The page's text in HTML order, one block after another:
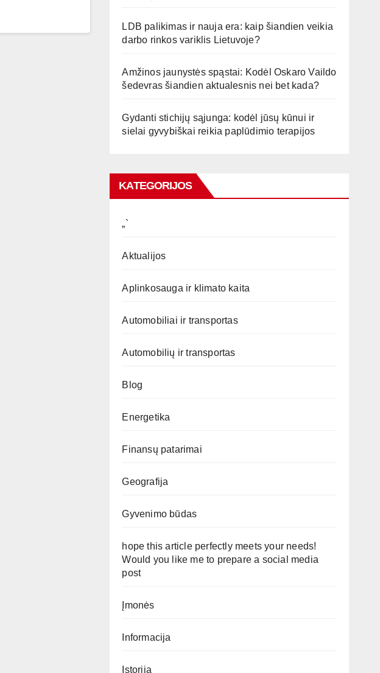
LDB palikimas ir nauja era: kaip šiandien veikia
darbo rinkos variklis Lietuvoje?
Amžinos jaunystės spąstai: Kodėl Oskaro Vaildo
šedevras šiandien aktualesnis nei bet kada?
Gydanti stichijų sąjunga: kodėl jūsų kūnui ir
sielai gyvybiškai reikia paplūdimio terapijos
KATEGORIJOS
„`
Aktualijos
Aplinkosauga ir klimato kaita
Automobiliai ir transportas
Automobilių ir transportas
Blog
Energetika
Finansų patarimai
Geografija
Gyvenimo būdas
hope this article perfectly meets your needs!
Would you like me to prepare a social media
post
Įmonės
Informacija
Istorija